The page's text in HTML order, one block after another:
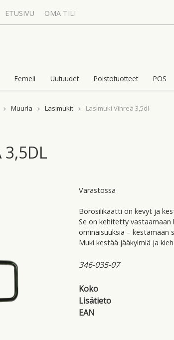
ETUSIVU OMA TILI
Eemeli Uutuudet Poistotuotteet POS
Muurla Lasimukit Lasimuki Vihreä 3,5dl
3,5DL
Varastossa
Borosilikaatti on kevyt ja
Se on kehitetty
ominaisuuksia – kestämään
Muki kestää jääkylmiä ja
346-035-07
Koko
Lisätieto
EAN